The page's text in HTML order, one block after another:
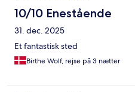
10/10 Enestående
31. dec. 2025
Et fantastisk sted
Birthe Wolf, rejse på 3 nætter